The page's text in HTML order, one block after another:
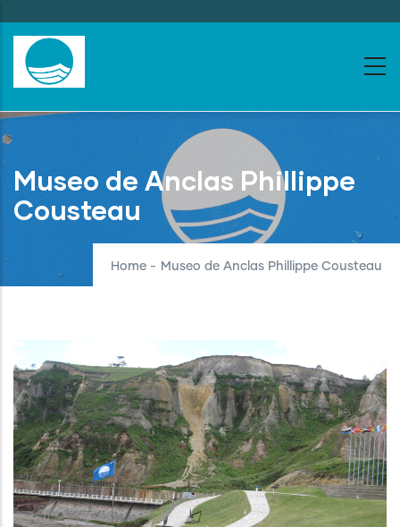
to
main
content
Museo de Anclas Phillippe
Cousteau
Home - Museo de Anclas Phillippe Cousteau